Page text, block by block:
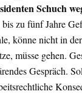
Schuch
zu fünf Jahre
könne nicht in
müsse gehen.
Gespräch.